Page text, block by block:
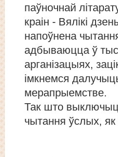
паўночнай
краін - Вялікі
напоўнена
адбываюцца ў
арганізацыях,
імкнемся
мерапрыемстве.
Так што
чытання ўслых,